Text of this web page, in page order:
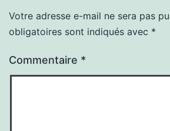
Votre adresse e-mail ne sera pas
obligatoires sont indiqués avec *
Commentaire *